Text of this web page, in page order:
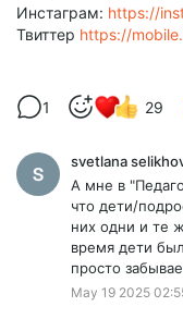
Инстаграм: https://
Твиттер https://
1 29
svetlana
А мне в
что дети/
них одни и те
время дети
просто
May 19 2025